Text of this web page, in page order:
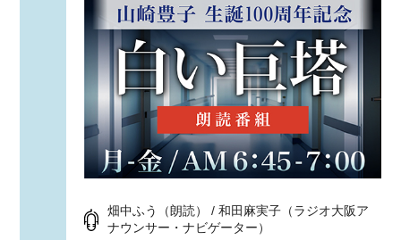
畑中ふう（朗読） / 和田麻実子（ラジオ大阪ア
ナウンサー・ナビゲーター）